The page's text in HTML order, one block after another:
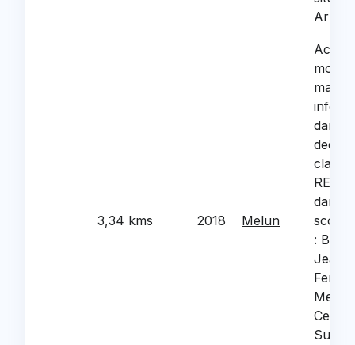
3,34 kms 2018 Melun
Achat
dans
REP
dans
:
Jean
Ferry,